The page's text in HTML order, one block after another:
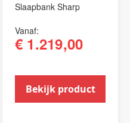
Slaapbank Sharp
Vanaf
€ 1.219,00
Bekijk product